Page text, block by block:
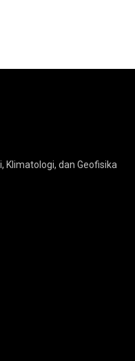
Klimatologi, dan Geofisika